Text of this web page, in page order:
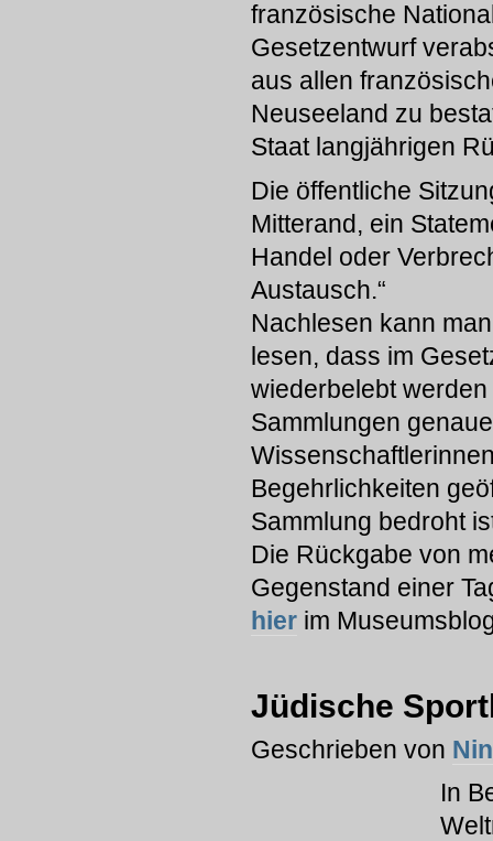
französische
Gesetzentwurf
aus allen
Neuseeland zu
Staat langjährigen
Die öffentliche
Mitterand, ein
Handel oder
Austausch.“
Nachlesen kann
lesen, dass im
wiederbelebt
Sammlungen
Begehrlichkeiten
Sammlung bedroht
Die Rückgabe von
Gegenstand einer
hier im
Jüdische
Geschrieben von
In